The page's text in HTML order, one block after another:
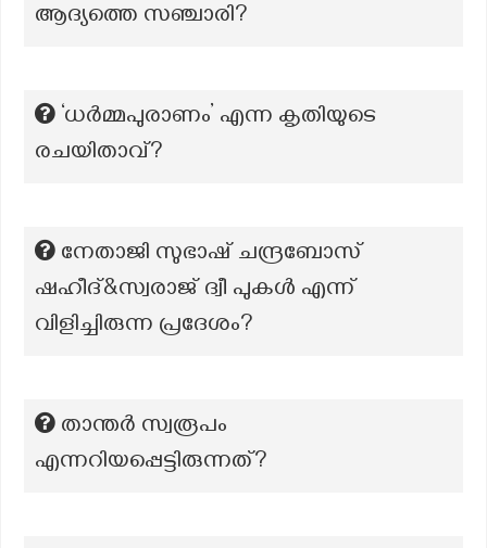
ആദ്യത്തെ സഞ്ചാരി?
‘ധർമ്മപുരാണം’ എന്ന കൃതിയുടെ
രചയിതാവ്?
നേതാജി സുഭാഷ് ചന്ദ്രബോസ്
ഷഹീദ്&സ്വരാജ് ദ്വീ പുകൾ എന്ന്
വിളിച്ചിരുന്ന പ്രദേശം?
താന്തർ സ്വരൂപം
എന്നറിയപ്പെട്ടിരുന്നത്?